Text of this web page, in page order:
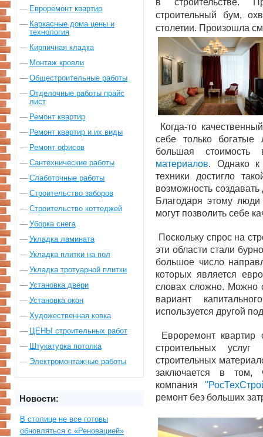
Евроремонт квартир
Каркасные дома цены и
технология
Кирпичная кладка
Монтаж кровли
Общестроительные работы
Отделочные работы прайс
лист
Ремонт квартир
Ремонт квартир и их виды
Ремонт офисов
Сантехнические работы
Слаботочные работы
Строительство заборов
Строительство коттеджей
Уборка снега
Укладка ламината
Укладка плитки на пол
Укладка тротуарной плитки
Установка двери
Установка окон
Художественная ковка
ЦЕНЫ строительных работ
Штукатурка потолка
Электромонтажные работы
Новости:
В столице не все готовы
обновляться с «Реновацией»
строительный бум,
столетии. Произошла
Когда-то
себе только богатые
большая стоимость
материалов. Однако к
техники достигло
возможность
Благодаря этому
могут позволить себе
Поскольку спрос на
эти области стали
большое число
которых является
словах сложно. Можно
вариант
используется другой
Евроремонт квартир
строительных услуг
строительных
заключается в том,
компания
ремонт без больших